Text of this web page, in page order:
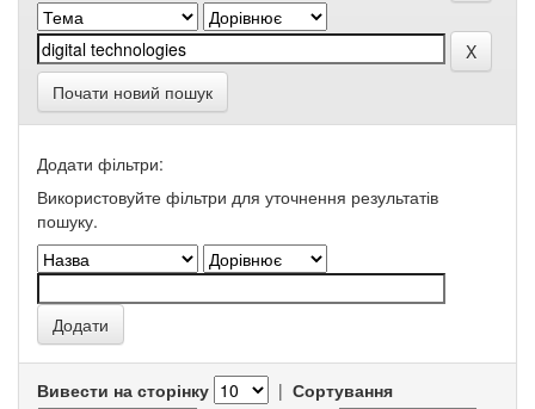
Почати новий пошук
Додати фільтри:
Використовуйте фільтри для уточнення результатів
пошуку.
Вивести на сторінку | Сортування